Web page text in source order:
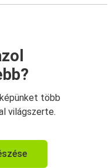
több
világszerte.